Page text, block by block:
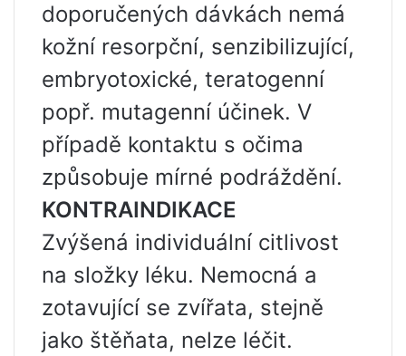
doporučených dávkách nemá
kožní resorpční, senzibilizující,
embryotoxické, teratogenní
popř. mutagenní účinek. V
případě kontaktu s očima
způsobuje mírné podráždění.
KONTRAINDIKACE
Zvýšená individuální citlivost
na složky léku. Nemocná a
zotavující se zvířata, stejně
jako štěňata, nelze léčit.